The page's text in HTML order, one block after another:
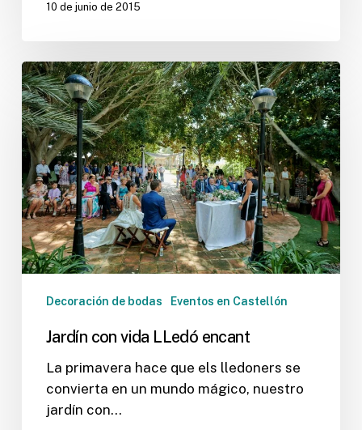
10 de junio de 2015
Jardín
con
vida
LLedó
encant
Decoración de bodas Eventos en Castellón
Jardín con vida LLedó encant
La primavera hace que els lledoners se
convierta en un mundo mágico, nuestro
jardín con…